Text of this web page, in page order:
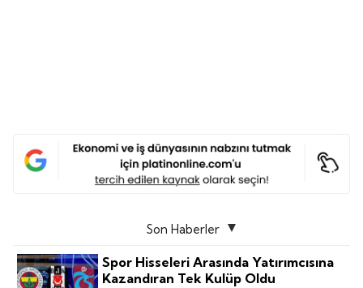
Son Haberler
Spor Hisseleri Arasında Yatırımcısına
Kazandıran Tek Kulüp Oldu